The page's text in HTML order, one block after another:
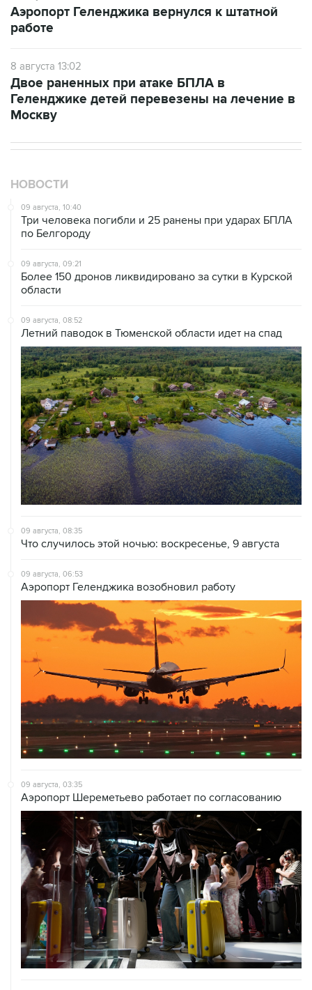
Аэропорт Геленджика вернулся к штатной
работе
8 августа 13:02
Двое раненных при атаке БПЛА в
Геленджике детей перевезены на лечение в
Москву
НОВОСТИ
09 августа, 10:40
Три человека погибли и 25 ранены при ударах БПЛА
по Белгороду
09 августа, 09:21
Более 150 дронов ликвидировано за сутки в Курской
области
09 августа, 08:52
Летний паводок в Тюменской области идет на спад
09 августа, 08:35
Что случилось этой ночью: воскресенье, 9 августа
09 августа, 06:53
Аэропорт Геленджика возобновил работу
09 августа, 03:35
Аэропорт Шереметьево работает по согласованию